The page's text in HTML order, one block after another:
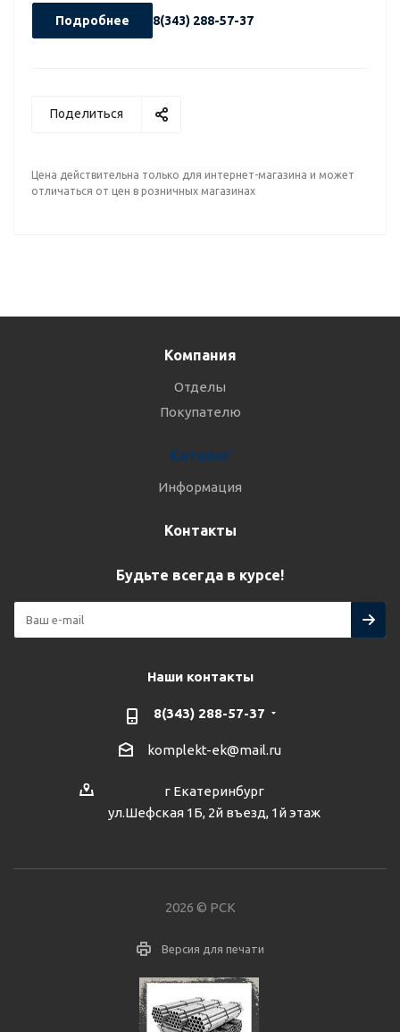
Подробнее 8(343) 288-57-37
Поделиться
Цена действительна только для интернет-магазина и может
отличаться от цен в розничных магазинах
Компания
Отделы
Покупателю
Каталог
Информация
Контакты
Будьте всегда в курсе!
Наши контакты
8(343) 288-57-37
komplekt-ek@mail.ru
г Екатеринбург
ул.Шефская 1Б, 2й въезд, 1й этаж
2026 © РСК
Версия для печати